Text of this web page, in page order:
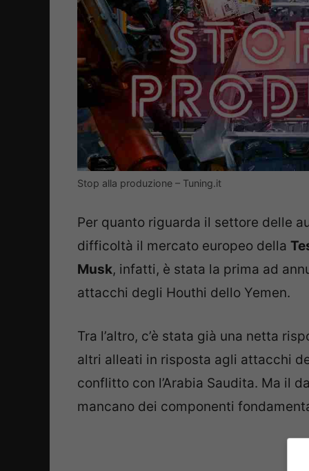
Stop alla produzione – Tuning.it
Per quanto riguarda il settore delle
difficoltà il mercato europeo della
Musk, infatti, è stata la prima ad
attacchi degli Houthi dello Yemen.
Tra l’altro, c’è stata già una netta
altri alleati in risposta agli attacchi
conflitto con l’Arabia Saudita. Ma il
mancano dei componenti